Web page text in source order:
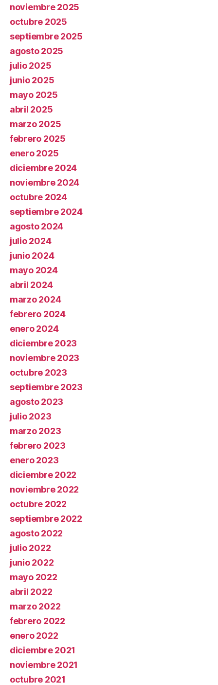
noviembre 2025
octubre 2025
septiembre 2025
agosto 2025
julio 2025
junio 2025
mayo 2025
abril 2025
marzo 2025
febrero 2025
enero 2025
diciembre 2024
noviembre 2024
octubre 2024
septiembre 2024
agosto 2024
julio 2024
junio 2024
mayo 2024
abril 2024
marzo 2024
febrero 2024
enero 2024
diciembre 2023
noviembre 2023
octubre 2023
septiembre 2023
agosto 2023
julio 2023
marzo 2023
febrero 2023
enero 2023
diciembre 2022
noviembre 2022
octubre 2022
septiembre 2022
agosto 2022
julio 2022
junio 2022
mayo 2022
abril 2022
marzo 2022
febrero 2022
enero 2022
diciembre 2021
noviembre 2021
octubre 2021